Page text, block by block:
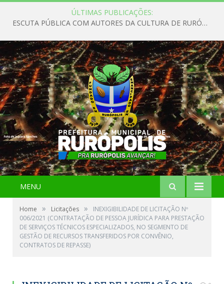
ÚLTIMAS PUBLICAÇÕES:
ESCUTA PÚBLICA COM AUTORES DA CULTURA DE RURÓPOLIS
MENU
Home » Licitações »
INEXIGIBILIDADE DE LICITAÇÃO Nº
006/2021 (CONTRATAÇÃO DE PESSOA JURÍDICA PARA PRESTAÇÃO
DE SERVIÇOS TÉCNICOS ESPECIALIZADOS, NO SEGMENTO DE
GESTÃO DE RECURSOS TRANSFERIDOS POR CONVÊNIO,
CONTRATOS DE REPASSE)